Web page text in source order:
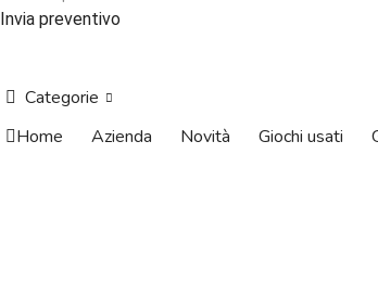
Invia preventivo
Categorie
Home
Azienda Novità Giochi usati